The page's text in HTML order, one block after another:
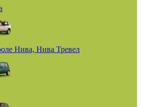
Нива, Нива Тревел